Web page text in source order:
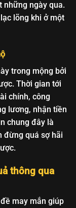
những ngày qua.
lõng khi ở một
trong mộng bởi
Thời gian tới
chính, công
lương, nhận tiền
chung đây là
đừng quá sợ hãi
thông qua
may mắn giúp